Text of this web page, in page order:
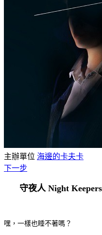
主辦單位 海邊的卡夫卡
下一步
守夜人 Night
嘿，一樣也睡不著嗎？